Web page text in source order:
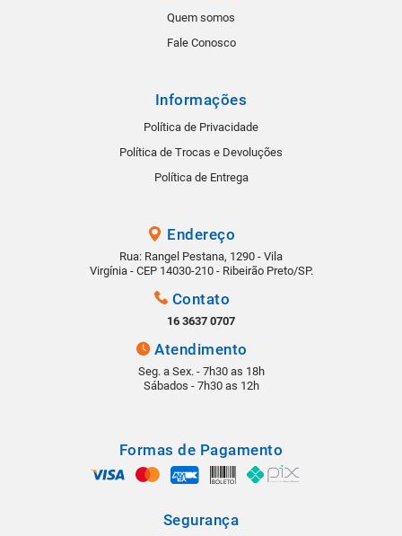
Quem somos
Fale Conosco
Informações
Política de Privacidade
Política de Trocas e Devoluções
Política de Entrega
Endereço
Rua: Rangel Pestana, 1290 - Vila
Virgínia - CEP 14030-210 - Ribeirão Preto/SP.
Contato
16 3637 0707
Atendimento
Seg. a Sex. - 7h30 as 18h
Sábados - 7h30 as 12h
Formas de Pagamento
Segurança